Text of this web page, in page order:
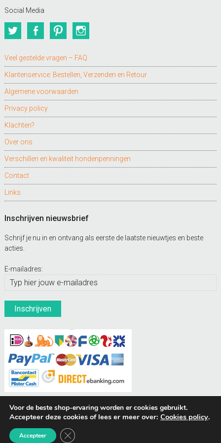
Social Media
TwitterFacebookPinterest
Veel gestelde vragen – FAQ
Klantenservice: Bestellen, Verzenden en Retour
Algemene voorwaarden
Privacy policy
Klachten?
Over ons
Verschillen en kwaliteit hondenpenningen
Contact
Links
Inschrijven nieuwsbrief
Schrijf je nu in en ontvang als eerste de laatste nieuwtjes en beste
acties.
E-mailadres:
© Hondenpenning.net
Voor de beste shop-ervaring worden er cookies gebruikt.
Accepteer deze cookies of lees er meer over: Cookies policy.
Accepteer Sluit AVG/GDPR cookie banner